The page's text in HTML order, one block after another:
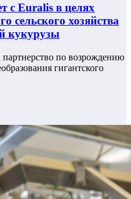
с Euralis в целях
сельского хозяйства
кукурузы
по возрождению
гигантского